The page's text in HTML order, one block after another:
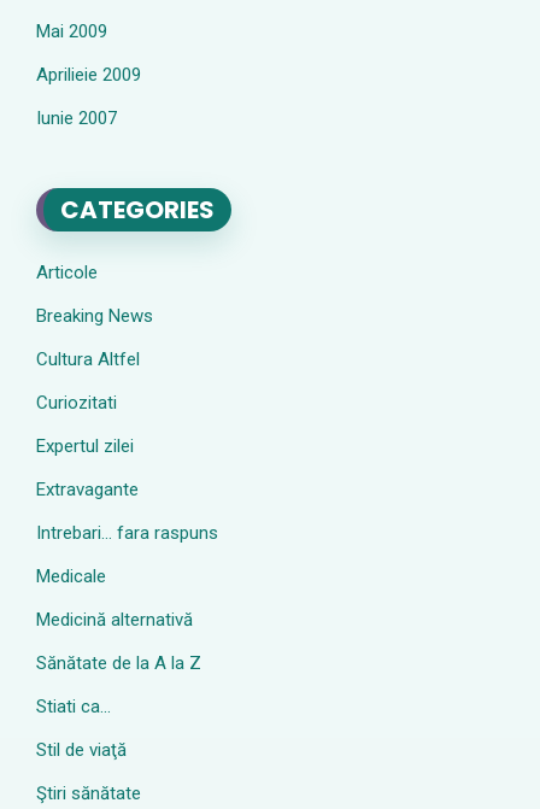
Mai 2009
Aprilieie 2009
Iunie 2007
CATEGORIES
Articole
Breaking News
Cultura Altfel
Curiozitati
Expertul zilei
Extravagante
Intrebari… fara raspuns
Medicale
Medicină alternativă
Sănătate de la A la Z
Stiati ca…
Stil de viaţă
Ştiri sănătate